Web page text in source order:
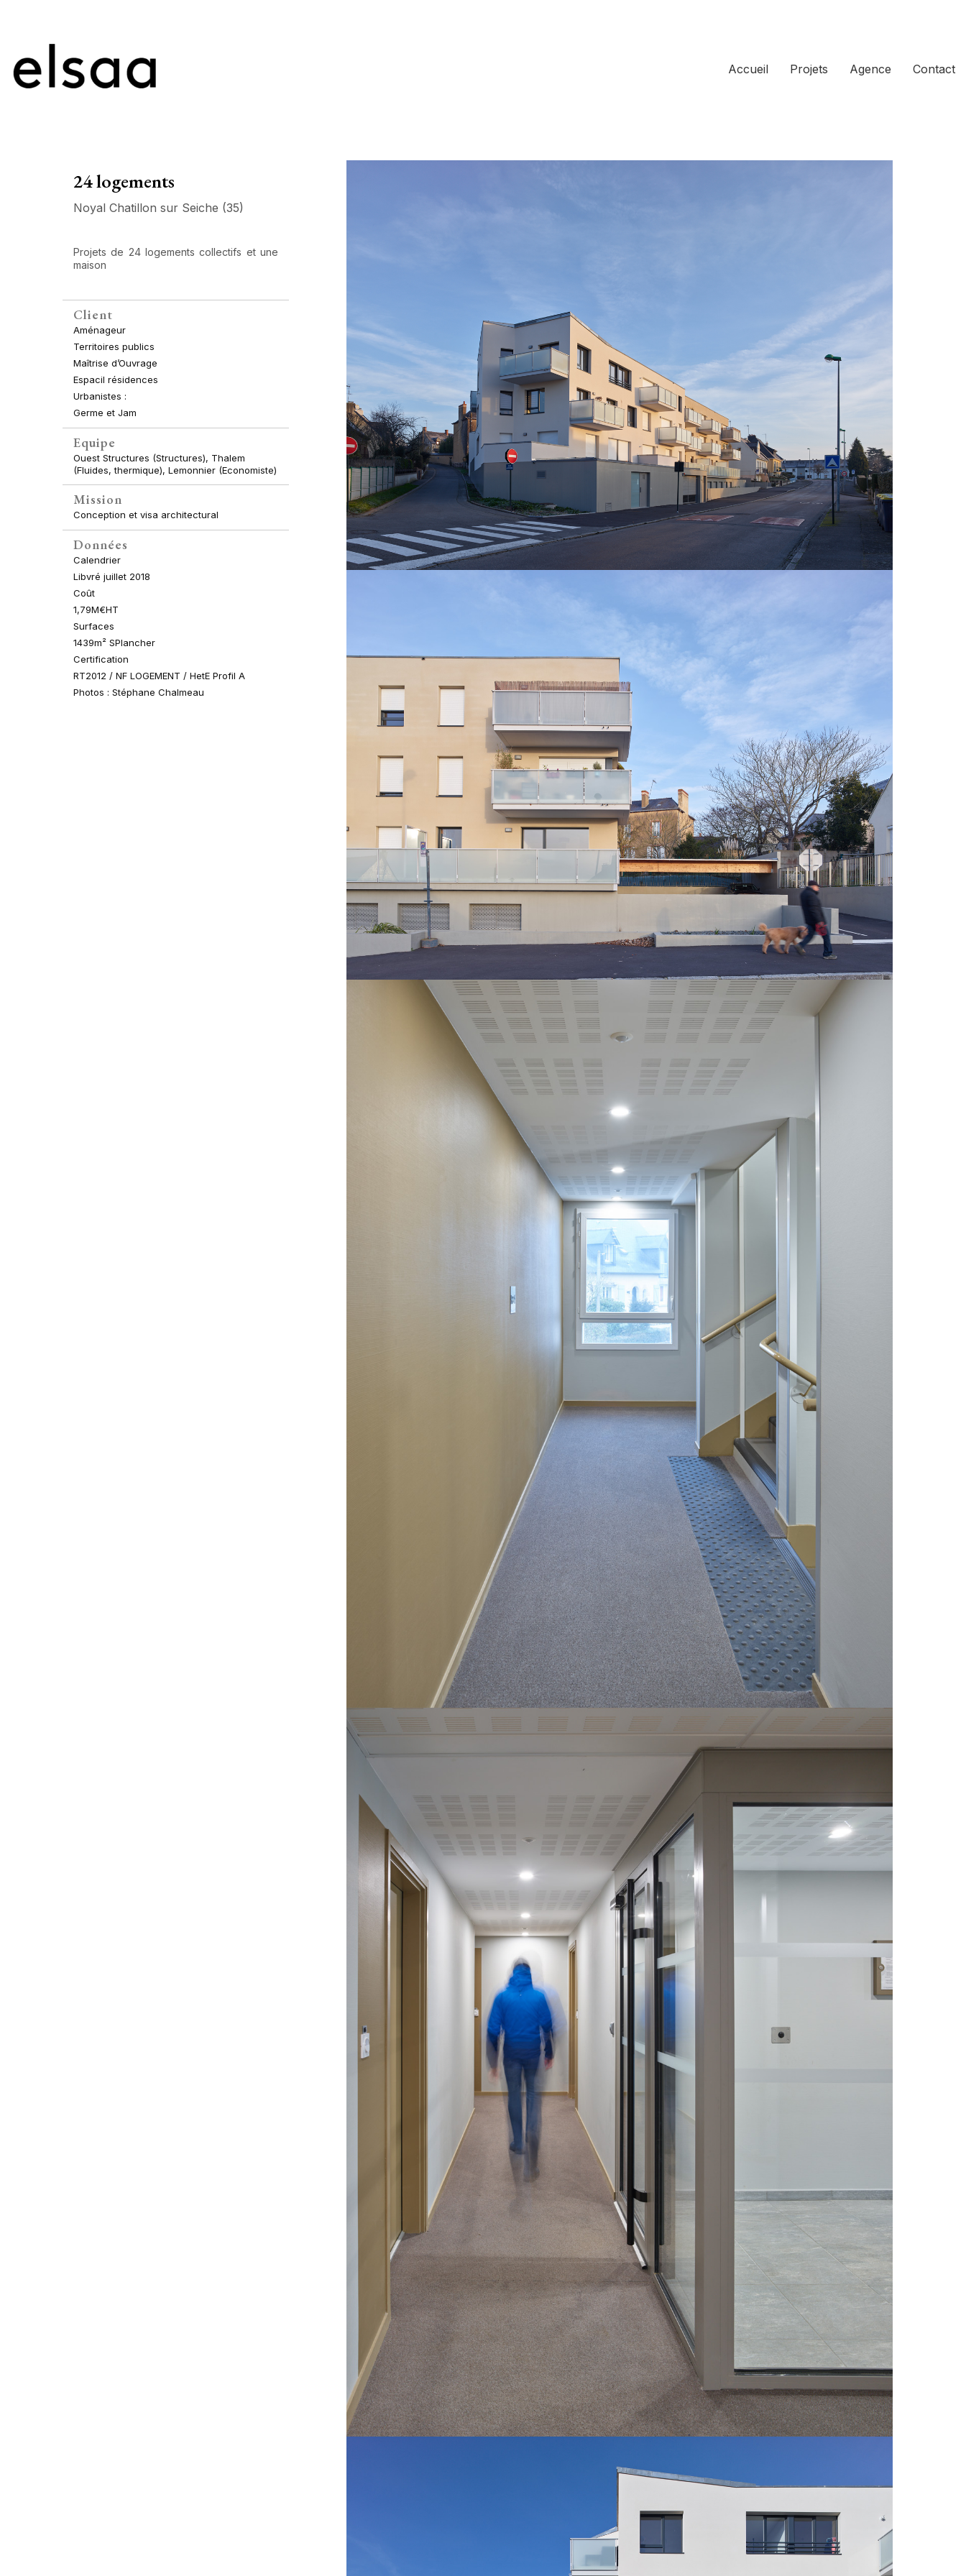
Accueil Projets Agence Contact
24 logements
Noyal Chatillon sur Seiche (35)
Projets de 24 logements collectifs et une
maison
Client
Aménageur
Territoires publics
Maîtrise d’Ouvrage
Espacil résidences
Urbanistes :
Germe et Jam
Equipe
Ouest Structures (Structures), Thalem
(Fluides, thermique), Lemonnier (Economiste)
Mission
Conception et visa architectural
Données
Calendrier
Libvré juillet 2018
Coût
1,79M€HT
Surfaces
1439m² SPlancher
Certification
RT2012 / NF LOGEMENT / HetE Profil A
Photos : Stéphane Chalmeau